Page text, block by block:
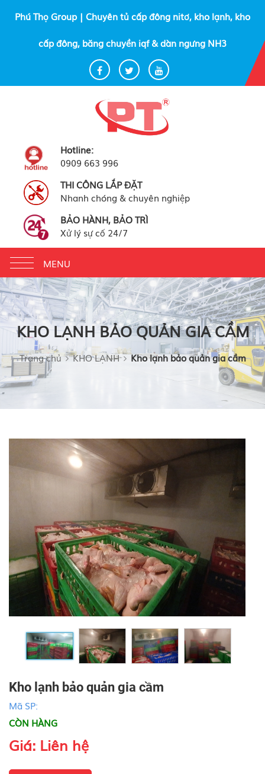
Phú Thọ Group | Chuyên tủ cấp đông nitơ, kho lạnh, kho
cấp đông, băng chuyền iqf & dàn ngưng NH3
Hotline:
0909 663 996
THI CÔNG LẮP ĐẶT
Nhanh chóng & chuyên nghiệp
BẢO HÀNH, BẢO TRÌ
Xử lý sự cố 24/7
Toggle
navigation
MENU
KHO LẠNH BẢO QUẢN GIA CẦM
Trang chủ KHO LẠNH Kho lạnh bảo quản gia cầm
Kho lạnh bảo quản gia cầm
Mã SP:
CÒN HÀNG
Giá: Liên hệ